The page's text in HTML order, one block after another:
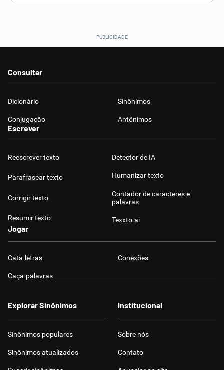
Consultar
Dicionário Sinônimos
Conjugação Antônimos
Escrever
Reescrever texto
Parafrasear texto
Corrigir texto
Resumir texto
Detector de IA
Humanizar texto
Contador de caracteres e
palavras
Texxto.ai
Jogar
Cata-letras Conexões
Caça-palavras
Explorar Sinônimos
Sinônimos populares
Sinônimos atualizados
Institucional
Sobre nós
Contato